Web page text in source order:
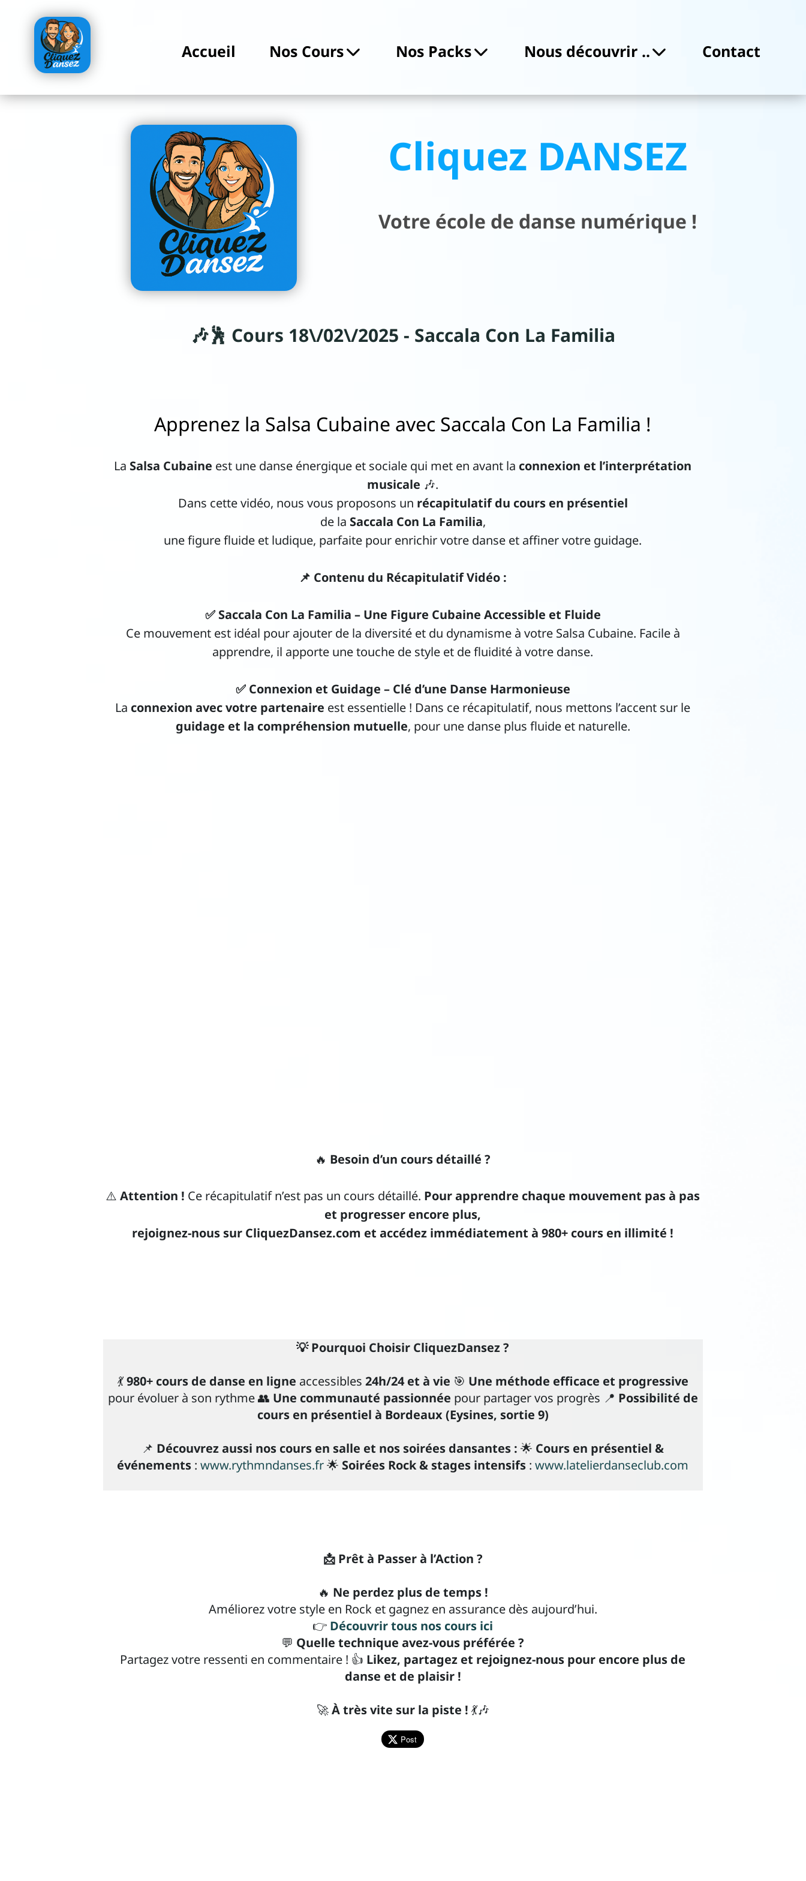
Accueil Nos Cours Nos Packs Nous découvrir .. Contact
Cliquez DANSEZ
Votre école de danse numérique !
🎶🕺 Cours 18\/02\/2025 - Saccala Con La Familia
Apprenez la Salsa Cubaine avec Saccala Con La Familia !
La Salsa Cubaine est une danse énergique et sociale qui met en avant la connexion et l’interprétation
musicale 🎶.
Dans cette vidéo, nous vous proposons un récapitulatif du cours en présentiel
de la Saccala Con La Familia,
une figure fluide et ludique, parfaite pour enrichir votre danse et affiner votre guidage.
📌 Contenu du Récapitulatif Vidéo :
✅ Saccala Con La Familia – Une Figure Cubaine Accessible et Fluide
Ce mouvement est idéal pour ajouter de la diversité et du dynamisme à votre Salsa Cubaine. Facile à
apprendre, il apporte une touche de style et de fluidité à votre danse.
✅ Connexion et Guidage – Clé d’une Danse Harmonieuse
La connexion avec votre partenaire est essentielle ! Dans ce récapitulatif, nous mettons l’accent sur le
guidage et la compréhension mutuelle, pour une danse plus fluide et naturelle.
🔥 Besoin d’un cours détaillé ?
⚠️Attention ! Ce récapitulatif n’est pas un cours détaillé. Pour apprendre chaque mouvement pas à pas
et progresser encore plus,
rejoignez-nous sur CliquezDansez.com et accédez immédiatement à 980+ cours en illimité !
💡 Pourquoi Choisir CliquezDansez ?
💃980+ cours de danse en ligne accessibles 24h/24 et à vie 🎯 Une méthode efficace et progressive
pour évoluer à son rythme 👥 Une communauté passionnée pour partager vos progrès 📍 Possibilité de
cours en présentiel à Bordeaux (Eysines, sortie 9)
📌 Découvrez aussi nos cours en salle et nos soirées dansantes : 🌟 Cours en présentiel &
événements :www.rythmndanses.fr🌟 Soirées Rock & stages intensifs :www.latelierdanseclub.com
📩 Prêt à Passer à l’Action ?
🔥 Ne perdez plus de temps !
Améliorez votre style en Rock et gagnez en assurance dès aujourd’hui.
👉 Découvrir tous nos cours ici
💬 Quelle technique avez-vous préférée ?
Partagez votre ressenti en commentaire ! 👍 Likez, partagez et rejoignez-nous pour encore plus de
danse et de plaisir !
🚀À très vite sur la piste ! 💃🎶
Post